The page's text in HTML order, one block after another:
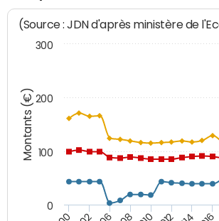
Montants (€)
(Source : JDN d'après ministère de
0
100
200
300